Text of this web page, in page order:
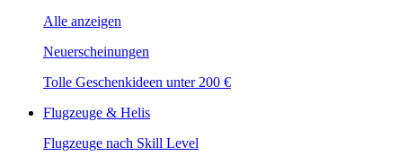
Alle anzeigen
Neuerscheinungen
Tolle Geschenkideen unter 200 €
Flugzeuge & Helis
Flugzeuge nach Skill Level